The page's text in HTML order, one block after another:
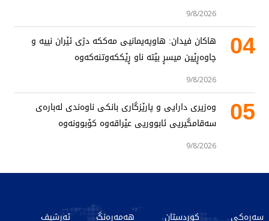
9/8/2026
04
هاکان فیدان: هاوپەیمانیی مەککە دژی ئێران نییە و
چاوەڕێین میسڕ بێتە ناو ڕێککەوتنەکەوە
9/8/2026
05
وەزیری دارایی و پارێزگاری بانکی ناوەندی لەبارەی
سەقامگیریی ئابووریی عێراقەوە کۆبوونەوە
9/8/2026
سەرەکی کوردستان هەمەڕەنگ ئەرشیف